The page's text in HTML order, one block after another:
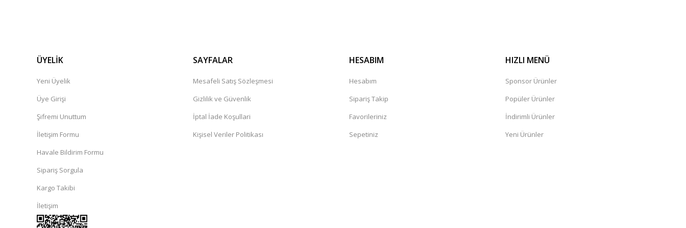
ÜYELİK
Yeni Üyelik
Üye Girişi
Şifremi Unuttum
İletişim Formu
Havale Bildirim Formu
Sipariş Sorgula
Kargo Takibi
İletişim
SAYFALAR
Mesafeli Satış Sözleşmesi
Gizlilik ve Güvenlik
İptal İade Koşullari
Kişisel Veriler Politikası
HESABIM
Hesabım
Sipariş Takip
Favorileriniz
Sepetiniz
HIZLI MENÜ
Sponsor Ürünler
Popüler Ürünler
İndirimli Ürünler
Yeni Ürünler